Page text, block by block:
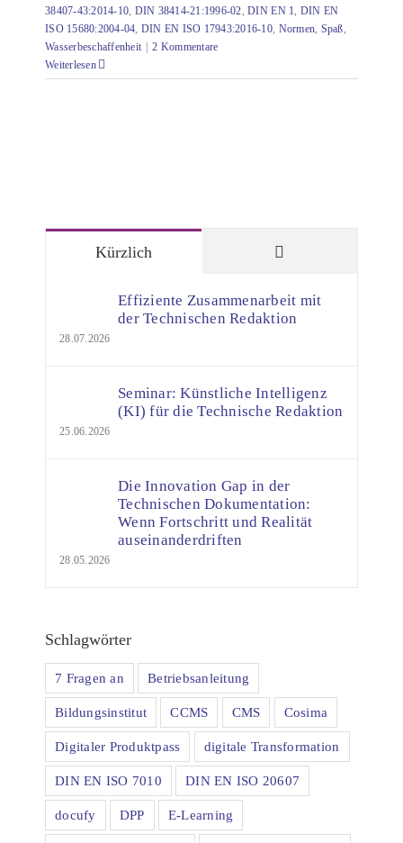
38407-43:2014-10, DIN 38414-21:1996-02,DIN EN 1, DIN EN
ISO 15680:2004-04, DIN EN ISO 17943:2016-10, Normen, Spaß,
Wasserbeschaffenheit
2 Kommentare
Weiterlesen
Kürzlich
Effiziente Zusammenarbeit mit
der Technischen Redaktion
28.07.2026
Seminar: Künstliche Intelligenz
(KI) für die Technische Redaktion
25.06.2026
Die Innovation Gap in der
Technischen Dokumentation:
Wenn Fortschritt und Realität
auseinanderdriften
28.05.2026
Schlagwörter
7 Fragen an Betriebsanleitung
Bildungsinstitut CCMS CMS Cosima
Digitaler Produktpass digitale Transformation
DIN EN ISO 7010 DIN EN ISO 20607
docufy DPP E-Learning